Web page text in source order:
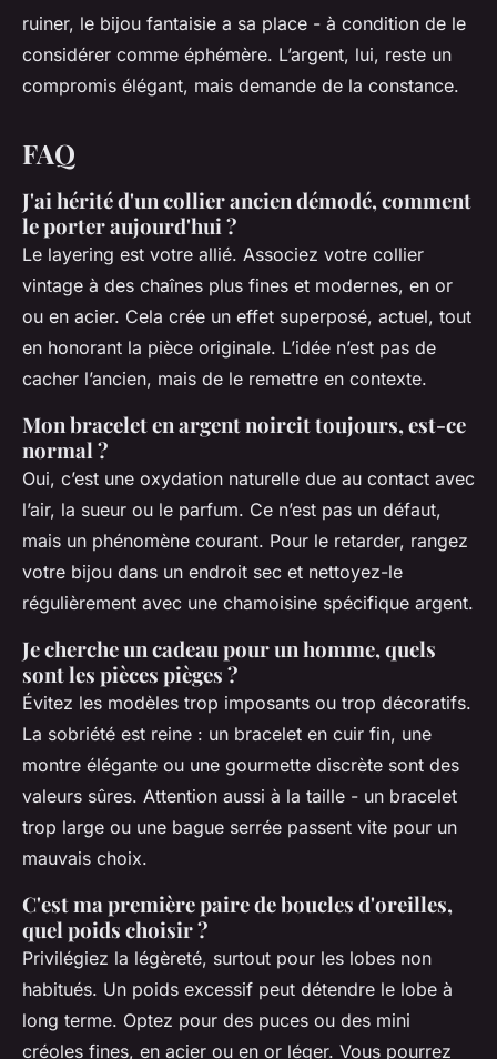
ruiner, le bijou fantaisie a sa place - à condition de le
considérer comme éphémère. L’argent, lui, reste un
compromis élégant, mais demande de la constance.
FAQ
J'ai hérité d'un collier ancien démodé, comment
le porter aujourd'hui ?
Le layering est votre allié. Associez votre collier
vintage à des chaînes plus fines et modernes, en or
ou en acier. Cela crée un effet superposé, actuel, tout
en honorant la pièce originale. L’idée n’est pas de
cacher l’ancien, mais de le remettre en contexte.
Mon bracelet en argent noircit toujours, est-ce
normal ?
Oui, c’est une oxydation naturelle due au contact avec
l’air, la sueur ou le parfum. Ce n’est pas un défaut,
mais un phénomène courant. Pour le retarder, rangez
votre bijou dans un endroit sec et nettoyez-le
régulièrement avec une chamoisine spécifique argent.
Je cherche un cadeau pour un homme, quels
sont les pièces pièges ?
Évitez les modèles trop imposants ou trop décoratifs.
La sobriété est reine : un bracelet en cuir fin, une
montre élégante ou une gourmette discrète sont des
valeurs sûres. Attention aussi à la taille - un bracelet
trop large ou une bague serrée passent vite pour un
mauvais choix.
C'est ma première paire de boucles d'oreilles,
quel poids choisir ?
Privilégiez la légèreté, surtout pour les lobes non
habitués. Un poids excessif peut détendre le lobe à
long terme. Optez pour des puces ou des mini
créoles fines, en acier ou en or léger. Vous pourrez